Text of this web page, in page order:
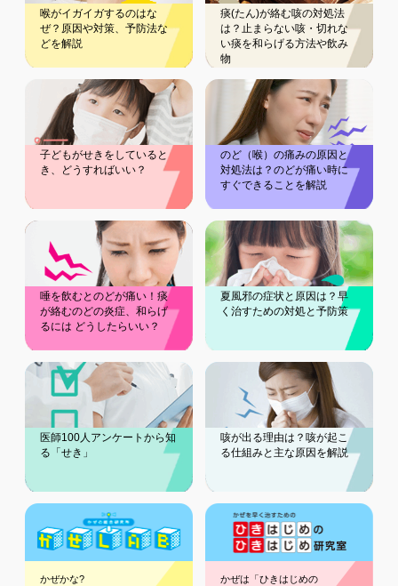
喉がイガイガするのはな
ぜ？原因や対策、予防法な
どを解説
痰(たん)が絡む咳の対処法
は？止まらない咳・切れな
い痰を和らげる方法や飲み
物
子どもがせきをしていると
き、どうすればいい？
のど（喉）の痛みの原因と
対処法は？のどが痛い時に
すぐできることを解説
唾を飲むとのどが痛い！痰
が絡むのどの炎症、和らげ
るには どうしたらいい？
夏風邪の症状と原因は？早
く治すための対処と予防策
医師100人アンケートから知
る「せき」
咳が出る理由は？咳が起こ
る仕組みと主な原因を解説
かぜかな?
かぜは「ひきはじめの